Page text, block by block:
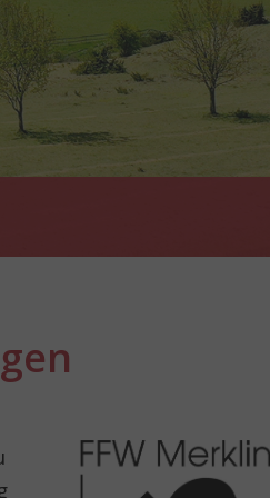
Show larger version for: